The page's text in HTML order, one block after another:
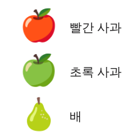
🍎 빨간 사과
🍏 초록 사과
🍐 배